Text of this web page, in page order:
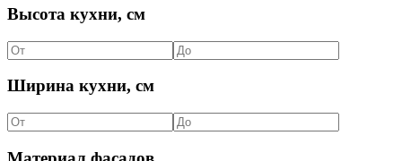
Высота кухни, см
Ширина кухни, см